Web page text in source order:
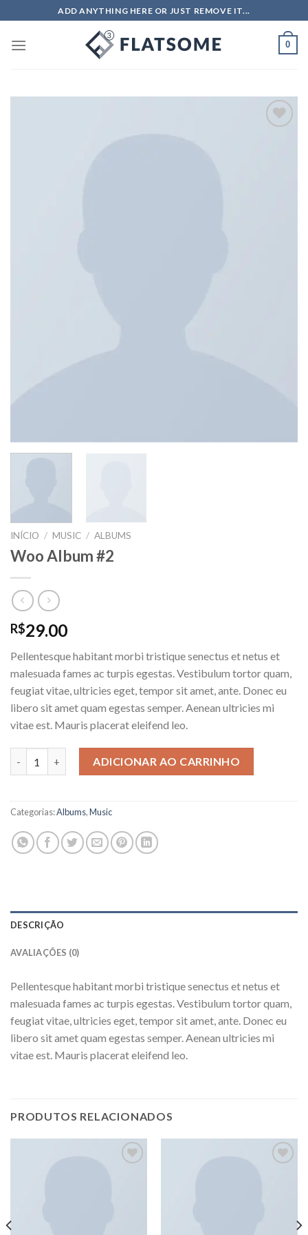
ADD ANYTHING HERE OR JUST REMOVE IT...
0
INÍCIO / MUSIC / ALBUMS
Woo Album #2
R$29.00
Pellentesque habitant morbi tristique senectus et netus et
malesuada fames ac turpis egestas. Vestibulum tortor quam,
feugiat vitae, ultricies eget, tempor sit amet, ante. Donec eu
libero sit amet quam egestas semper. Aenean ultricies mi
vitae est. Mauris placerat eleifend leo.
ADICIONAR AO CARRINHO
Categorias:Albums,Music
DESCRIÇÃO
AVALIAÇÕES (0)
Pellentesque habitant morbi tristique senectus et netus et
malesuada fames ac turpis egestas. Vestibulum tortor quam,
feugiat vitae, ultricies eget, tempor sit amet, ante. Donec eu
libero sit amet quam egestas semper. Aenean ultricies mi
vitae est. Mauris placerat eleifend leo.
PRODUTOS RELACIONADOS